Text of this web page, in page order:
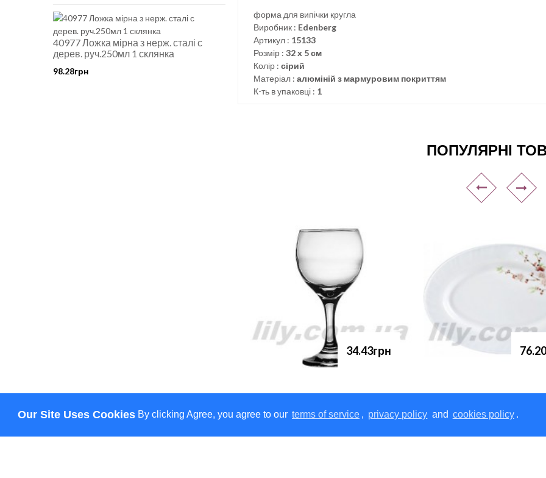
Our Site Uses Cookies By clicking Agree, you agree to our terms of service , privacy policy and cookies policy .
40977 Ложка мірна з нерж. сталі с
дерев. руч.250мл 1 склянка
98.28грн
форма для випічки кругла
Виробник : Edenberg
Артикул : 15133
Розмір : 32 х 5 см
Колір : сірий
Матеріал : алюміній з мармуровим покриттям
К-ть в упаковці : 1
ПОПУЛЯРНІ
34.43грн